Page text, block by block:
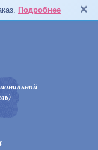
Подробнее